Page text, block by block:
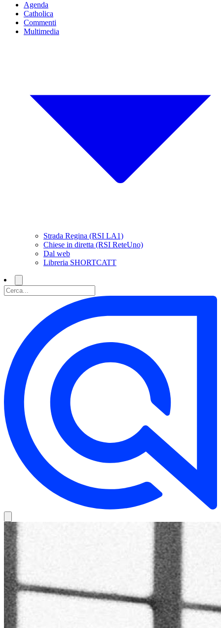
Agenda
Catholica
Commenti
Multimedia
Strada Regina (RSI LA1)
Chiese in diretta (RSI ReteUno)
Dal web
Libreria SHORTCATT